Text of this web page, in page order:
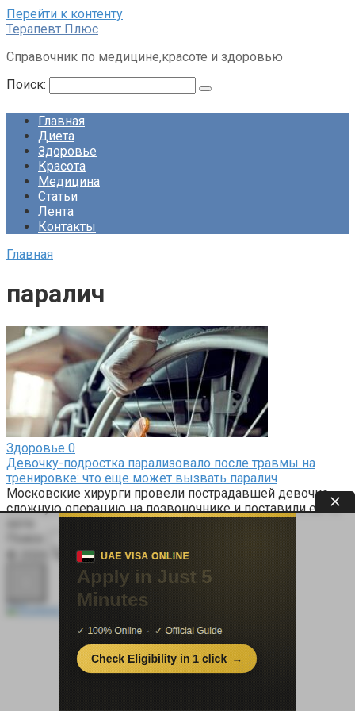
Перейти к контенту
Терапевт Плюс
Справочник по медицине,красоте и здоровью
Поиск:
Главная
Диета
Здоровье
Красота
Медицина
Статьи
Лента
Контакты
Главная
паралич
Здоровье 0
Девочку-подростка парализовало после травмы на
тренировке: что еще может вызвать паралич
Московские хирурги провели пострадавшей девочке
сложную операцию на позвоночнике и поставили ее на
© 2026 Терапевт Плюс